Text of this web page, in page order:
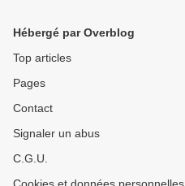
Hébergé par Overblog
Top articles
Pages
Contact
Signaler un abus
C.G.U.